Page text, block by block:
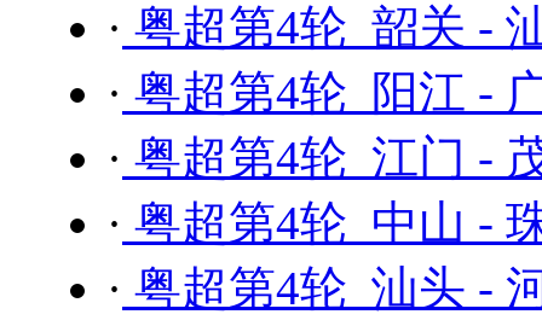
· 粤超第4轮 韶关 -
· 粤超第4轮 阳江 -
· 粤超第4轮 江门 -
· 粤超第4轮 中山 -
· 粤超第4轮 汕头 -